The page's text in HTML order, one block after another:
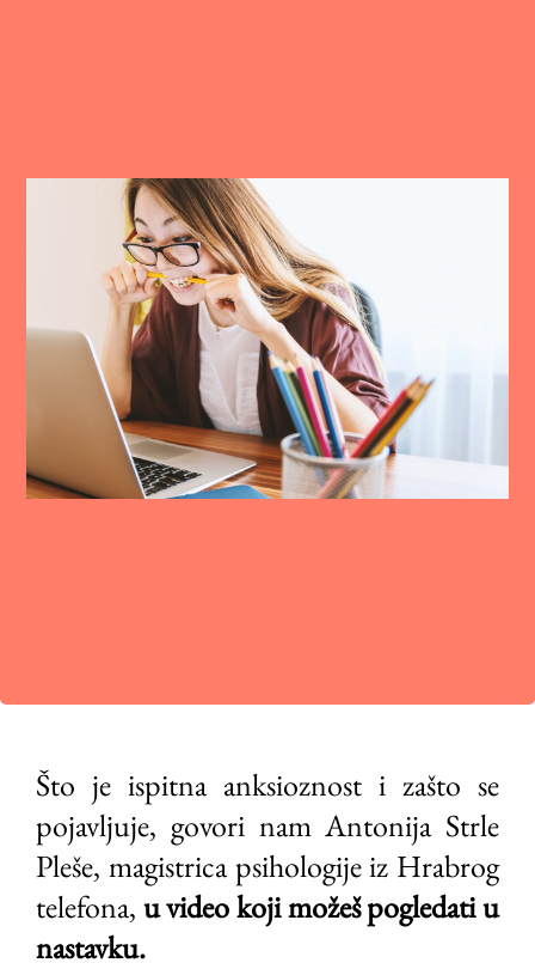
Što je ispitna anksioznost i zašto se
pojavljuje, govori nam Antonija Strle
Pleše, magistrica psihologije iz Hrabrog
telefona, uvideo koji možeš pogledati u
nastavku.